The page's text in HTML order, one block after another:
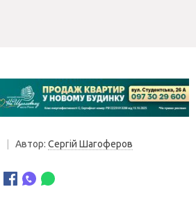
Автор: Сергій Шагоферов